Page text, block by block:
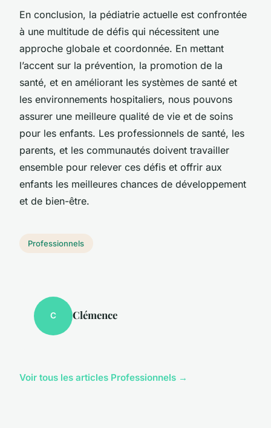
En conclusion, la pédiatrie actuelle est confrontée
à une multitude de défis qui nécessitent une
approche globale et coordonnée. En mettant
l’accent sur la prévention, la promotion de la
santé, et en améliorant les systèmes de santé et
les environnements hospitaliers, nous pouvons
assurer une meilleure qualité de vie et de soins
pour les enfants. Les professionnels de santé, les
parents, et les communautés doivent travailler
ensemble pour relever ces défis et offrir aux
enfants les meilleures chances de développement
et de bien-être.
Professionnels
C Clémence
Voir tous les articles Professionnels →